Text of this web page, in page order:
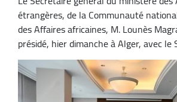
étrangères, de la Communauté
des Affaires africaines, M. Lounès
présidé, hier dimanche à Alger, avec le